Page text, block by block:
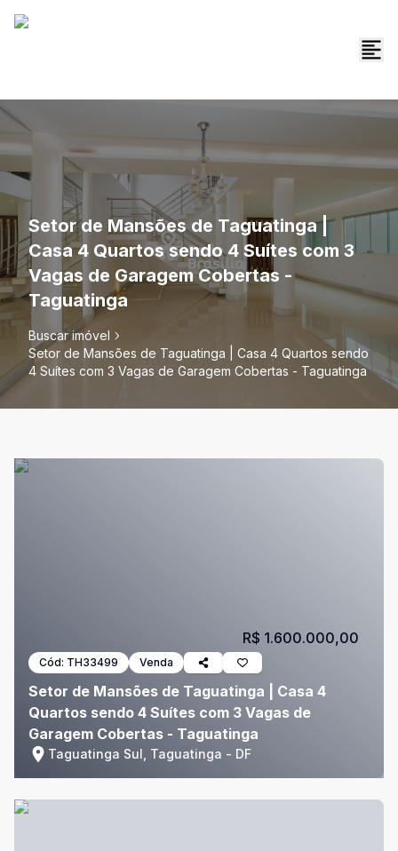
Setor de Mansões de Taguatinga |
Casa 4 Quartos sendo 4 Suítes com 3
Vagas de Garagem Cobertas -
Taguatinga
Buscar imóvel
Setor de Mansões de Taguatinga | Casa 4 Quartos sendo
4 Suítes com 3 Vagas de Garagem Cobertas - Taguatinga
Cód: TH33499 Venda
Setor de Mansões de Taguatinga | Casa 4
Quartos sendo 4 Suítes com 3 Vagas de
Garagem Cobertas - Taguatinga
Taguatinga Sul, Taguatinga - DF
R$ 1.600.000,00